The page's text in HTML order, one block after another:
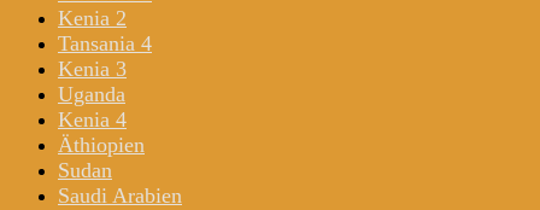
Kenia 2
Tansania 4
Kenia 3
Uganda
Kenia 4
Äthiopien
Sudan
Saudi Arabien